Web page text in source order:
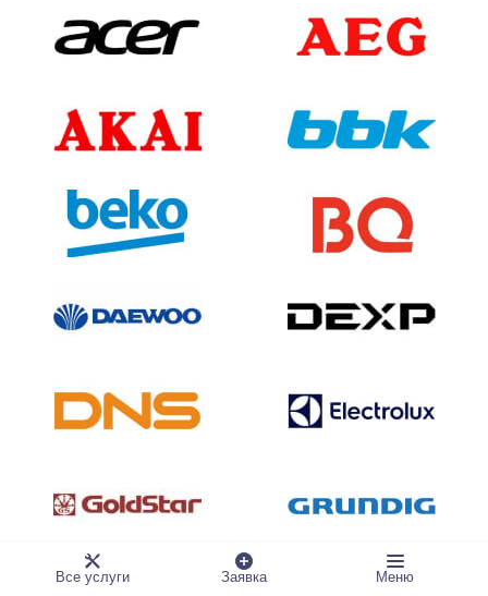
Все услуги Заявка Меню